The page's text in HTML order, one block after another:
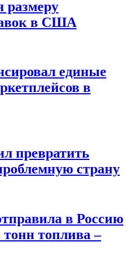
размеру
в США
единые
в
превратить
страну
в Россию
топлива –